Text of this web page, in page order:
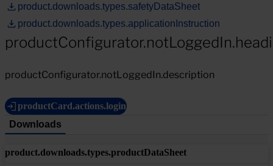
product.downloads.types.safetyDataSheet
product.downloads.types.applicationInstruction
productConfigurator.notLoggedIn.description
productCard.actions.login
Downloads
product.downloads.types.productDataSheet